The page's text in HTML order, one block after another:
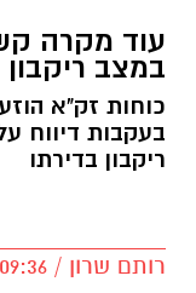
במצב
כוחות זק"א
בעקבות דיווח
ריקבון בדירתו
רותם שרון / 09:36 06.02.25